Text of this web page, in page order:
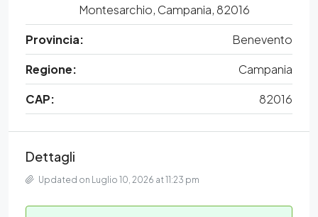
Montesarchio, Campania, 82016
Provincia:
Benevento
Regione:
Campania
CAP:
82016
Dettagli
Updated on Luglio 10, 2026 at 11:23 pm